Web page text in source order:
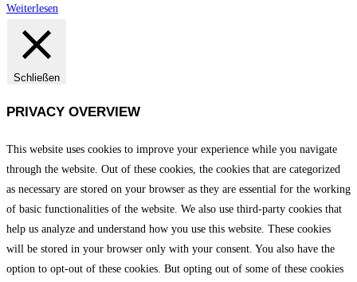
Weiterlesen
Schließen
PRIVACY OVERVIEW
This website uses cookies to improve your experience while you navigate
through the website. Out of these cookies, the cookies that are categorized
as necessary are stored on your browser as they are essential for the working
of basic functionalities of the website. We also use third-party cookies that
help us analyze and understand how you use this website. These cookies
will be stored in your browser only with your consent. You also have the
option to opt-out of these cookies. But opting out of some of these cookies